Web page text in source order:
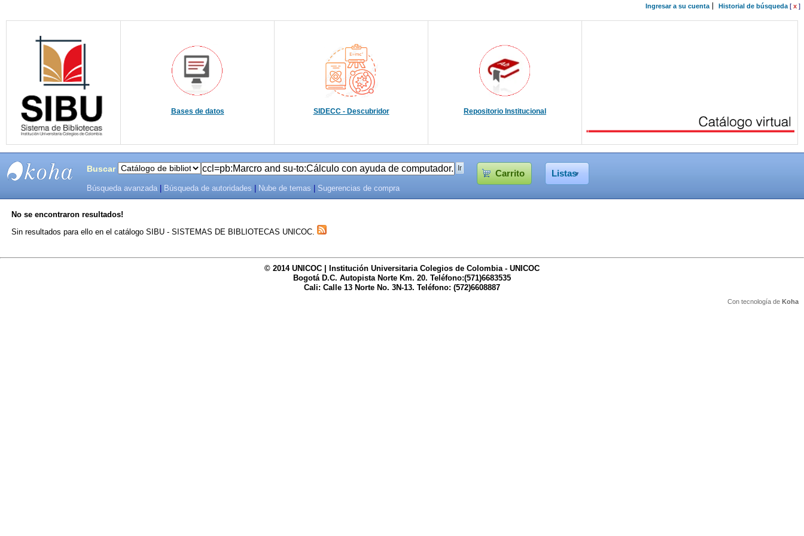
Ingresar a su cuenta Historial de búsqueda[ x ]
Bases de datos SIDECC - Descubridor Repositorio Institucional
SISTEMAS
Buscar Carrito Listas
Búsqueda avanzada Búsqueda de autoridades Nube de temas Sugerencias de compra
No se encontraron resultados!
Sin resultados para ello en el catálogo SIBU - SISTEMAS DE BIBLIOTECAS UNICOC.
© 2014 UNICOC | Institución Universitaria Colegios de Colombia - UNICOC
Bogotá D.C. Autopista Norte Km. 20. Teléfono:(571)6683535
Cali: Calle 13 Norte No. 3N-13. Teléfono: (572)6608887
Con tecnología de Koha